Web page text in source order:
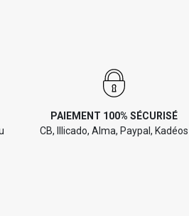
PAIEMENT 100% SÉCURISÉ
CB, Illicado, Alma, Paypal, Kadéos